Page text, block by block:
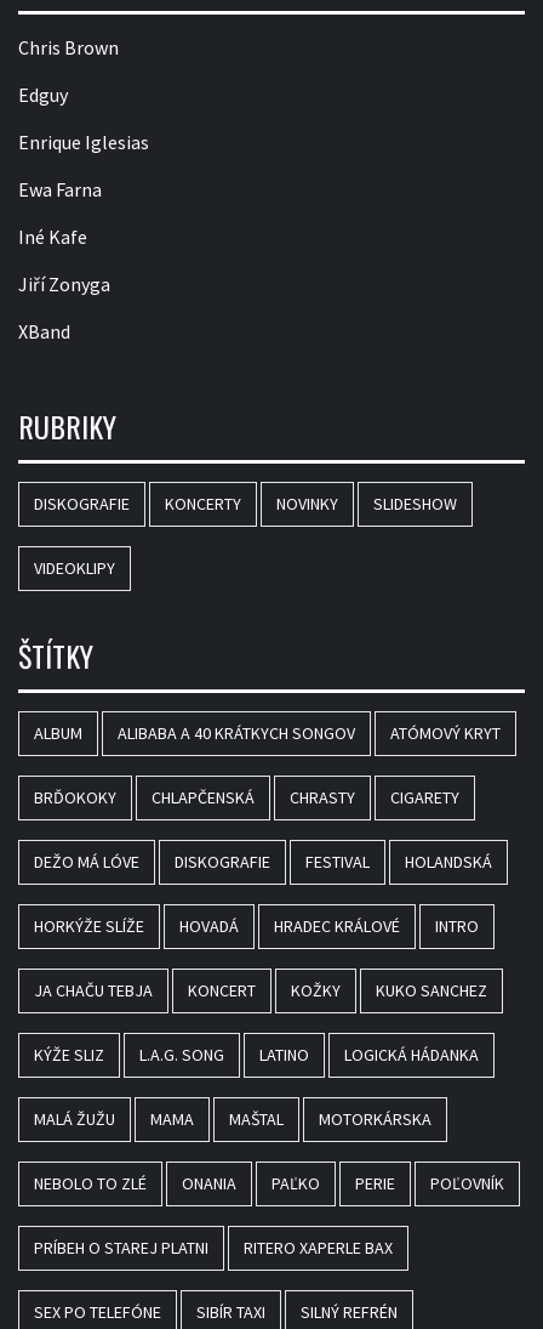
Chris Brown
Edguy
Enrique Iglesias
Ewa Farna
Iné Kafe
Jiří Zonyga
XBand
RUBRIKY
DISKOGRAFIE KONCERTY NOVINKY SLIDESHOW
VIDEOKLIPY
ŠTÍTKY
ALBUM ALIBABA A 40 KRÁTKYCH SONGOV ATÓMOVÝ KRYT
BRĎOKOKY CHLAPČENSKÁ CHRASTY CIGARETY
DEŽO MÁ LÓVE DISKOGRAFIE FESTIVAL HOLANDSKÁ
HORKÝŽE SLÍŽE HOVADÁ HRADEC KRÁLOVÉ INTRO
JA CHAČU TEBJA KONCERT KOŽKY KUKO SANCHEZ
KÝŽE SLIZ L.A.G. SONG LATINO LOGICKÁ HÁDANKA
MALÁ ŽUŽU MAMA MAŠTAL MOTORKÁRSKA
NEBOLO TO ZLÉ ONANIA PAĽKO PERIE POĽOVNÍK
PRÍBEH O STAREJ PLATNI RITERO XAPERLE BAX
SEX PO TELEFÓNE SIBÍR TAXI SILNÝ REFRÉN